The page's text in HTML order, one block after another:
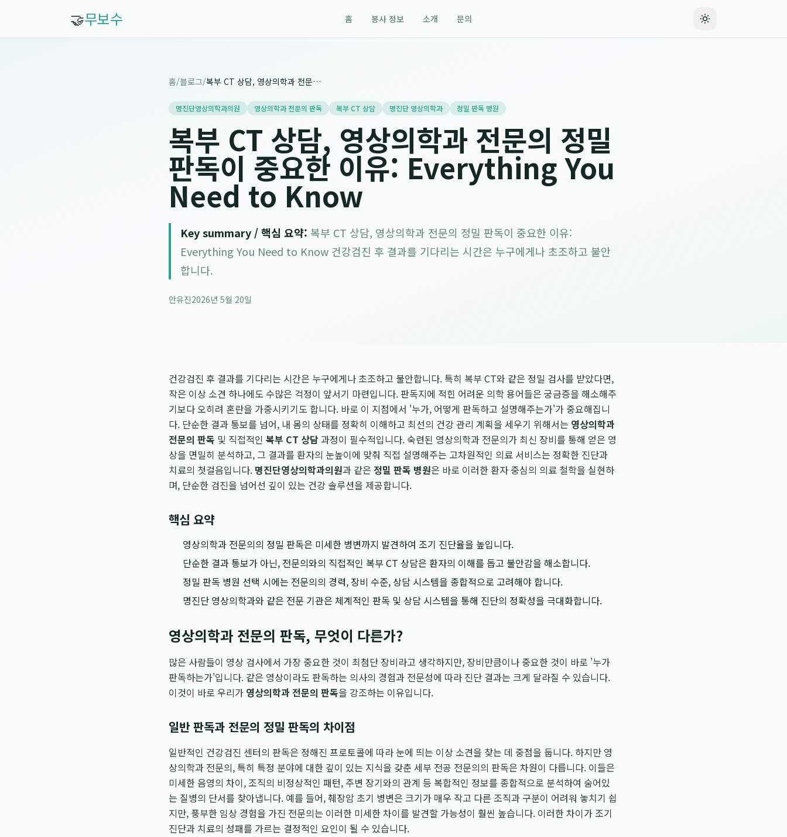
🤝무보수 홈 봉사 정보 소개 문의
홈/블로그/ 복부 CT 상담, 영상의학과 전문의 정밀 판독이 중요한 이유: Everything You Need to Know
명진단영상의학과의원 영상의학과 전문의 판독 복부 CT 상담 명진단 영상의학과 정밀 판독 병원
복부 CT 상담, 영상의학과 전문의 정밀
판독이 중요한 이유: Everything You
Need to Know
Key summary / 핵심 요약: 복부 CT 상담, 영상의학과 전문의 정밀 판독이 중요한 이유:
Everything You Need to Know 건강검진 후 결과를 기다리는 시간은 누구에게나 초조하고 불안
합니다.
안유진2026년 5월 20일
건강검진 후 결과를 기다리는 시간은 누구에게나 초조하고 불안합니다. 특히 복부 CT와 같은 정밀 검사를 받았다면,
작은 이상 소견 하나에도 수많은 걱정이 앞서기 마련입니다. 판독지에 적힌 어려운 의학 용어들은 궁금증을 해소해주
기보다 오히려 혼란을 가중시키기도 합니다. 바로 이 지점에서 '누가, 어떻게 판독하고 설명해주는가'가 중요해집니
다. 단순한 결과 통보를 넘어, 내 몸의 상태를 정확히 이해하고 최선의 건강 관리 계획을 세우기 위해서는 영상의학과
전문의 판독 및 직접적인 복부 CT 상담 과정이 필수적입니다. 숙련된 영상의학과 전문의가 최신 장비를 통해 얻은 영
상을 면밀히 분석하고, 그 결과를 환자의 눈높이에 맞춰 직접 설명해주는 고차원적인 의료 서비스는 정확한 진단과
치료의 첫걸음입니다. 명진단영상의학과의원과 같은 정밀 판독 병원은 바로 이러한 환자 중심의 의료 철학을 실현하
며, 단순한 검진을 넘어선 깊이 있는 건강 솔루션을 제공합니다.
핵심 요약
영상의학과 전문의의 정밀 판독은 미세한 병변까지 발견하여 조기 진단율을 높입니다.
단순한 결과 통보가 아닌, 전문의와의 직접적인 복부 CT 상담은 환자의 이해를 돕고 불안감을 해소합니다.
정밀 판독 병원 선택 시에는 전문의의 경력, 장비 수준, 상담 시스템을 종합적으로 고려해야 합니다.
명진단 영상의학과와 같은 전문 기관은 체계적인 판독 및 상담 시스템을 통해 진단의 정확성을 극대화합니다.
영상의학과 전문의 판독, 무엇이 다른가?
많은 사람들이 영상 검사에서 가장 중요한 것이 최첨단 장비라고 생각하지만, 장비만큼이나 중요한 것이 바로 '누가
판독하는가'입니다. 같은 영상이라도 판독하는 의사의 경험과 전문성에 따라 진단 결과는 크게 달라질 수 있습니다.
이것이 바로 우리가 영상의학과 전문의 판독을 강조하는 이유입니다.
일반 판독과 전문의 정밀 판독의 차이점
일반적인 건강검진 센터의 판독은 정해진 프로토콜에 따라 눈에 띄는 이상 소견을 찾는 데 중점을 둡니다. 하지만 영
상의학과 전문의, 특히 특정 분야에 대한 깊이 있는 지식을 갖춘 세부 전공 전문의의 판독은 차원이 다릅니다. 이들은
미세한 음영의 차이, 조직의 비정상적인 패턴, 주변 장기와의 관계 등 복합적인 정보를 종합적으로 분석하여 숨어있
는 질병의 단서를 찾아냅니다. 예를 들어, 췌장암 초기 병변은 크기가 매우 작고 다른 조직과 구분이 어려워 놓치기 쉽
지만, 풍부한 임상 경험을 가진 전문의는 이러한 미세한 차이를 발견할 가능성이 훨씬 높습니다. 이러한 차이가 조기
진단과 치료의 성패를 가르는 결정적인 요인이 될 수 있습니다.